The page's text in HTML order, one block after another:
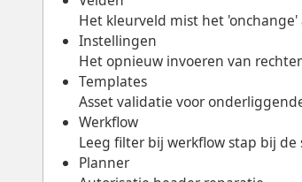
Het kleurveld mist het
Instellingen
Het opnieuw invoeren van
Templates
Asset validatie voor
Werkflow
Leeg filter bij werkflow stap bij
Planner